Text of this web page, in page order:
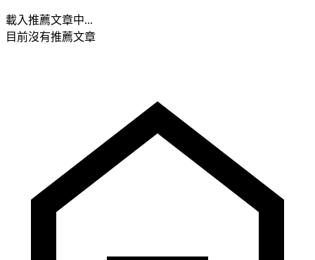
載入推薦文章中...
目前沒有推薦文章